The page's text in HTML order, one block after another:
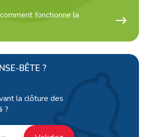
fonctionne la
BÊTE ?
la clôture des
?